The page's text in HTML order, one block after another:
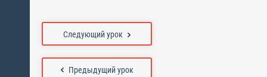
Предыдущий урок
Следующий урок